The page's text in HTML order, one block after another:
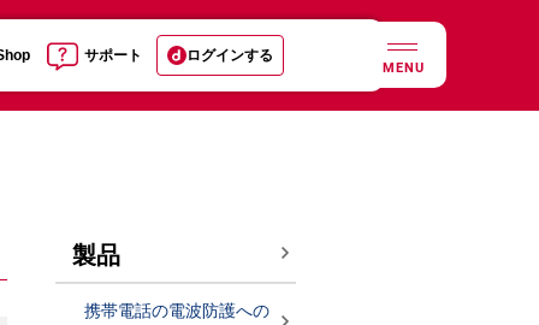
サポート ログインする
MENU
製品
携帯電話の電波防護への